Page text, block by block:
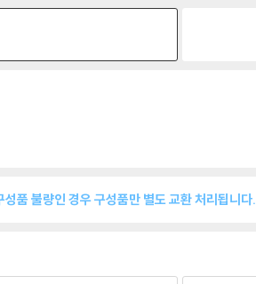
품 불량인 경우 구성품만 별도 교환 처리됩니다.